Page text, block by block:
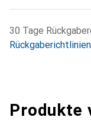
30 Tage
Rückgaberichtlinien
Produkte